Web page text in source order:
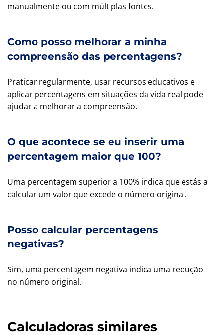
manualmente ou com múltiplas fontes.
Como posso melhorar a minha
compreensão das percentagens?
Praticar regularmente, usar recursos educativos e
aplicar percentagens em situações da vida real pode
ajudar a melhorar a compreensão.
O que acontece se eu inserir uma
percentagem maior que 100?
Uma percentagem superior a 100% indica que estás a
calcular um valor que excede o número original.
Posso calcular percentagens
negativas?
Sim, uma percentagem negativa indica uma redução
no número original.
Calculadoras similares